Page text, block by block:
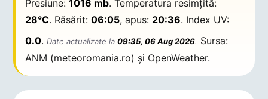
Presiune:1016 mb. Temperatura resimțită:
28°C. Răsărit:06:05, apus: 20:36. Index UV:
0.0.Date actualizate la09:35, 06 Aug 2026. Sursa:
ANM (meteoromania.ro) și OpenWeather.